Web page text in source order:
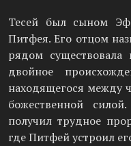
Тесей был сыном
Питфея. Его отцом
рядом
двойное
находящегося между
божественной
получил трудное
где Питфей устроил